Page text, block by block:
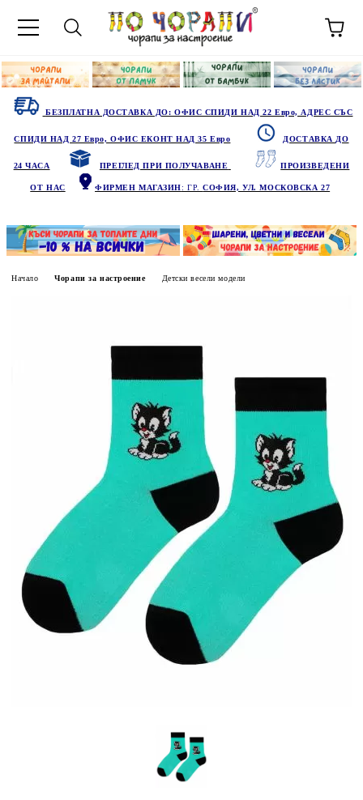
БЕЗПЛАТНА ДОСТАВКА ДО: ОФИС СПИДИ НАД 22 Евро, АДРЕС СЪС
СПИДИ НАД 27 Евро, ОФИС ЕКОНТ НАД 35 Евро ДОСТАВКА ДО
24 ЧАСА ПРЕГЛЕД ПРИ ПОЛУЧАВАНЕ ПРОИЗВЕДЕНИ
ОТ НАС ФИРМЕН МАГАЗИН: ГР.СОФИЯ, УЛ. МОСКОВСКА 27
Начало Чорапи за настроение Детски весели модели